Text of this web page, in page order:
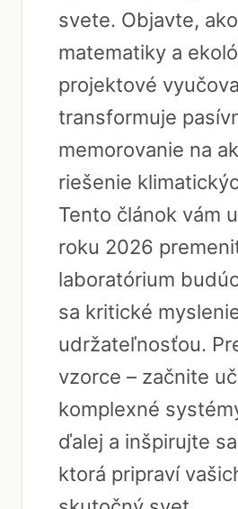
svete. Objavte,
matematiky a
projektové
transformuje
memorovanie na
riešenie
Tento článok vám
roku 2026
laboratórium
sa kritické
udržateľnosťou.
vzorce – začnite
komplexné
ďalej a inšpirujte
ktorá pripraví